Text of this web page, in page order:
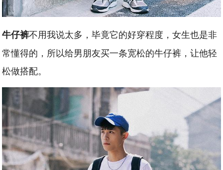
牛仔裤不用我说太多，毕竟它的好穿程度，女生也是非
常懂得的，所以给男朋友买一条宽松的牛仔裤，让他轻
松做搭配。